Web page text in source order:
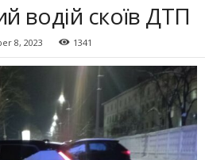
водій скоїв ДТП
8, 2023 1341